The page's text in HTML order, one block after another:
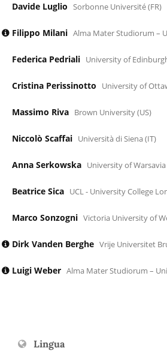
Davide Luglio Sorbonne Université (FR)
Filippo Milani Alma Mater Studiorum –
Federica Pedriali University of
Cristina Perissinotto University of
Massimo Riva Brown University (US)
Niccolò Scaffai Università di Siena (IT)
Anna Serkowska University of Warsavia
Beatrice Sica UCL - University College
Marco Sonzogni Victoria University of
Dirk Vanden Berghe Vrije Universitet
Luigi Weber Alma Mater Studiorum –
Lingua